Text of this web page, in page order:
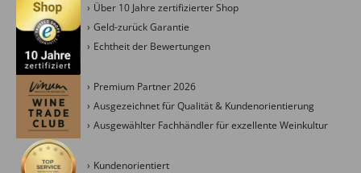
Über 10 Jahre zertifizierter Shop
Geld-zurück Garantie
Echtheit der Bewertungen
Premium Partner 2026
Ausgezeichnet für Qualität & Kundenorientierung
Ausgewählter Fachhändler für exzellente Weinkultur
Kundenorientiert